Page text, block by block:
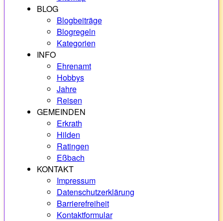
BLOG
Blogbeiträge
Blogregeln
Kategorien
INFO
Ehrenamt
Hobbys
Jahre
Reisen
GEMEINDEN
Erkrath
Hilden
Ratingen
Eßbach
KONTAKT
Impressum
Datenschutzerklärung
Barrierefreiheit
Kontaktformular